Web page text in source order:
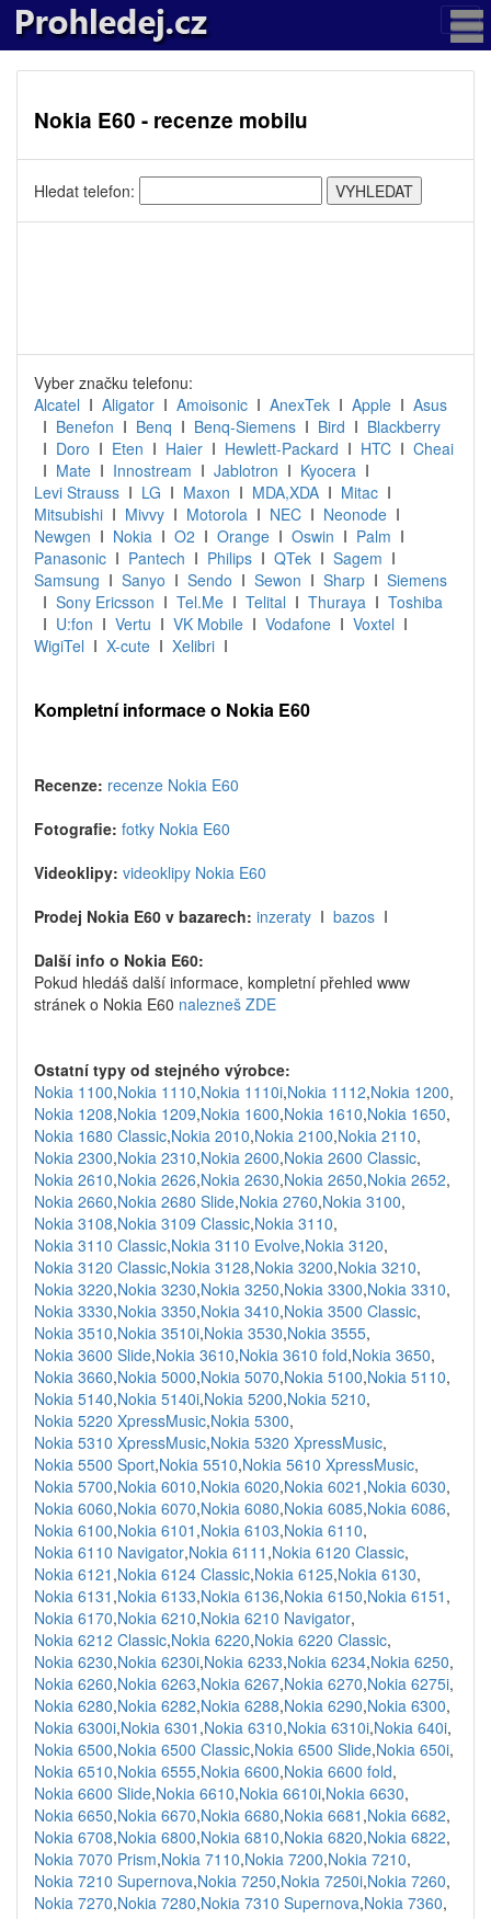
Nokia E60 - recenze mobilu
Hledat telefon:
Vyber značku telefonu:
Alcatel I Aligator I Amoisonic I AnexTek I Apple I Asus
I Benefon I Benq I Benq-Siemens I Bird I Blackberry
I Doro I Eten I Haier I Hewlett-Packard I HTC I Cheai
I Mate I Innostream I Jablotron I Kyocera I
Levi Strauss I LG I Maxon I MDA,XDA I Mitac I
Mitsubishi I Mivvy I Motorola I NEC I Neonode I
Newgen I Nokia I O2 I Orange I Oswin I Palm I
Panasonic I Pantech I Philips I QTek I Sagem I
Samsung I Sanyo I Sendo I Sewon I Sharp I Siemens
I Sony Ericsson I Tel.Me I Telital I Thuraya I Toshiba
I U:fon I Vertu I VK Mobile I Vodafone I Voxtel I
WigiTel I X-cute I Xelibri I
Kompletní informace o Nokia E60
Recenze: recenze Nokia E60
Fotografie: fotky Nokia E60
Videoklipy: videoklipy Nokia E60
Prodej Nokia E60 v bazarech: inzeraty I bazos I
Další info o Nokia E60:
Pokud hledáš další informace, kompletní přehled www
stránek o Nokia E60 nalezneš ZDE
Ostatní typy od stejného výrobce:
Nokia 1100,Nokia 1110,Nokia 1110i,Nokia 1112,Nokia 1200,
Nokia 1208,Nokia 1209,Nokia 1600,Nokia 1610,Nokia 1650,
Nokia 1680 Classic,Nokia 2010,Nokia 2100,Nokia 2110,
Nokia 2300,Nokia 2310,Nokia 2600,Nokia 2600 Classic,
Nokia 2610,Nokia 2626,Nokia 2630,Nokia 2650,Nokia 2652,
Nokia 2660,Nokia 2680 Slide,Nokia 2760,Nokia 3100,
Nokia 3108,Nokia 3109 Classic,Nokia 3110,
Nokia 3110 Classic,Nokia 3110 Evolve,Nokia 3120,
Nokia 3120 Classic,Nokia 3128,Nokia 3200,Nokia 3210,
Nokia 3220,Nokia 3230,Nokia 3250,Nokia 3300,Nokia 3310,
Nokia 3330,Nokia 3350,Nokia 3410,Nokia 3500 Classic,
Nokia 3510,Nokia 3510i,Nokia 3530,Nokia 3555,
Nokia 3600 Slide,Nokia 3610,Nokia 3610 fold,Nokia 3650,
Nokia 3660,Nokia 5000,Nokia 5070,Nokia 5100,Nokia 5110,
Nokia 5140,Nokia 5140i,Nokia 5200,Nokia 5210,
Nokia 5220 XpressMusic,Nokia 5300,
Nokia 5310 XpressMusic,Nokia 5320 XpressMusic,
Nokia 5500 Sport,Nokia 5510,Nokia 5610 XpressMusic,
Nokia 5700,Nokia 6010,Nokia 6020,Nokia 6021 ,Nokia 6030,
Nokia 6060,Nokia 6070,Nokia 6080,Nokia 6085,Nokia 6086,
Nokia 6100,Nokia 6101 ,Nokia 6103,Nokia 6110,
Nokia 6110 Navigator,Nokia 6111 ,Nokia 6120 Classic,
Nokia 6121 ,Nokia 6124 Classic,Nokia 6125,Nokia 6130,
Nokia 6131 ,Nokia 6133,Nokia 6136,Nokia 6150,Nokia 6151 ,
Nokia 6170,Nokia 6210,Nokia 6210 Navigator,
Nokia 6212 Classic,Nokia 6220,Nokia 6220 Classic,
Nokia 6230,Nokia 6230i,Nokia 6233,Nokia 6234,Nokia 6250,
Nokia 6260,Nokia 6263,Nokia 6267,Nokia 6270,Nokia 6275i,
Nokia 6280,Nokia 6282,Nokia 6288,Nokia 6290,Nokia 6300,
Nokia 6300i,Nokia 6301 ,Nokia 6310,Nokia 6310i,Nokia 640i,
Nokia 6500,Nokia 6500 Classic,Nokia 6500 Slide,Nokia 650i,
Nokia 6510,Nokia 6555,Nokia 6600,Nokia 6600 fold,
Nokia 6600 Slide,Nokia 6610,Nokia 6610i,Nokia 6630,
Nokia 6650,Nokia 6670,Nokia 6680,Nokia 6681 ,Nokia 6682,
Nokia 6708,Nokia 6800,Nokia 6810,Nokia 6820,Nokia 6822,
Nokia 7070 Prism,Nokia 7110,Nokia 7200,Nokia 7210,
Nokia 7210 Supernova,Nokia 7250,Nokia 7250i,Nokia 7260,
Nokia 7270,Nokia 7280,Nokia 7310 Supernova,Nokia 7360,